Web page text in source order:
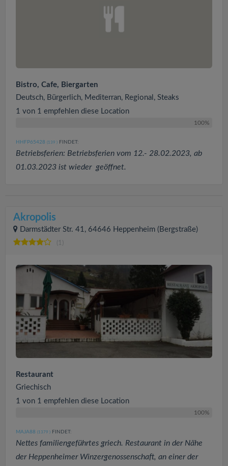
Bistro, Cafe, Biergarten
Deutsch, Bürgerlich, Mediterran, Regional, Steaks
1 von 1 empfehlen diese Location
100%
HHFP65428 (139 ) FINDET:
Betriebsferien: Betriebsferien vom 12.- 28.02.2023, ab
01.03.2023 ist wieder geöffnet.
Akropolis
Darmstädter Str. 41, 64646 Heppenheim (Bergstraße)
(1)
Restaurant
Griechisch
1 von 1 empfehlen diese Location
100%
MAJA88 (1379 ) FINDET:
Nettes familiengeführtes griech. Restaurant in der Nähe
der Heppenheimer Winzergenossenschaft, an einer der